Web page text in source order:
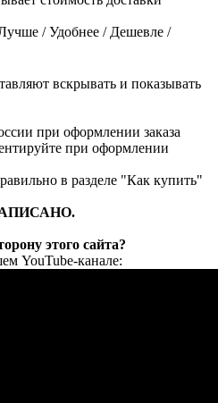
/ Удобнее / Дешевле /
вскрывать и показывать
при оформлении заказа
при оформлении
в разделе "Как купить"
этого сайта?
YouTube-канале: